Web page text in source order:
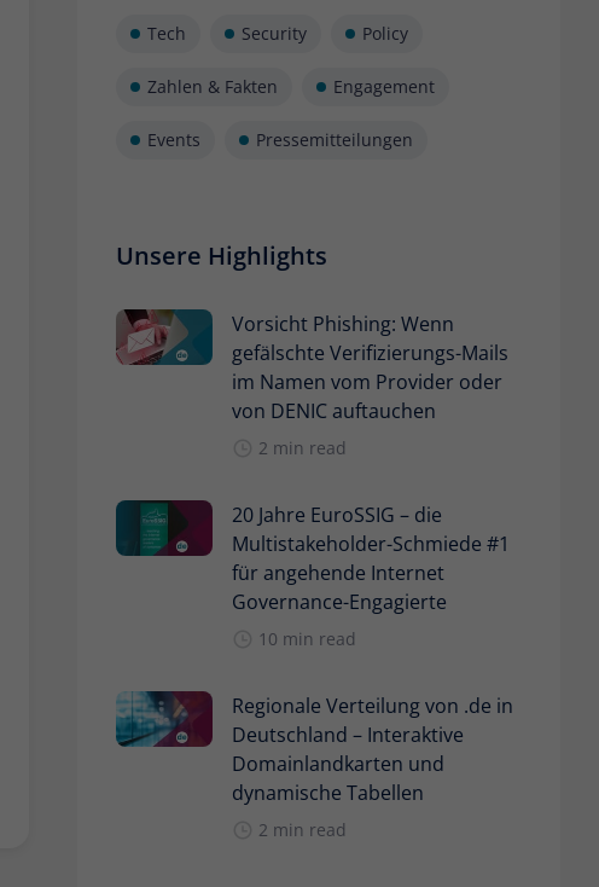
Tech Security Policy
Zahlen & Fakten Engagement
Events Pressemitteilungen
Unsere Highlights
Vorsicht Phishing: Wenn
gefälschte Verifizierungs-Mails
im Namen vom Provider oder
von DENIC auftauchen
2 min read
20 Jahre EuroSSIG – die
Multistakeholder-Schmiede #1
für angehende Internet
Governance-Engagierte
10 min read
Regionale Verteilung von .de in
Deutschland – Interaktive
Domainlandkarten und
dynamische Tabellen
2 min read